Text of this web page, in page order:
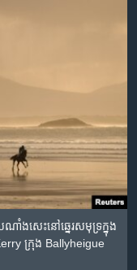
ាំង​សេះ​នៅ​ឆ្នេរសមុទ្រ​ក្នុង​
ក្រុង Ballyheigue